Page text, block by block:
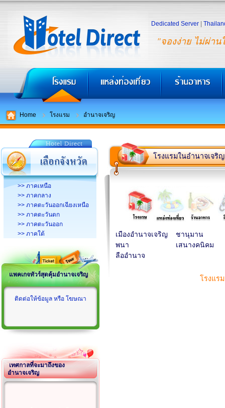
"จองง่าย ไม่ผ่าน
Dedicated Server
Home โรงแรม อำนาจเจริญ
>> ภาคเหนือ
>> ภาคกลาง
>> ภาคตะวันออกเฉียงเหนือ
>> ภาคตะวันตก
>> ภาคตะวันออก
>> ภาคใต้
แพคเกจทัวร์สุดคุ้มอำนาจเจริญ
ติดต่อให้ข้อมูล หรือ โฆษณา
เทศกาลที่จะมาถึงของ
อำนาจเจริญ
โรงแรมในอำนาจเจริญ
เมืองอำนาจเจริญ
ชานุมาน
พนา
เสนางคนิคม
ลืออำนาจ
โรงแร